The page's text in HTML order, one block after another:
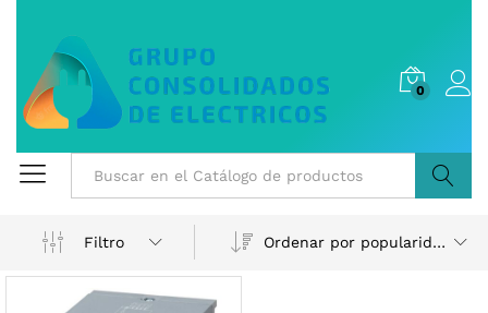
0
Filtro
Ordenar por popularidad